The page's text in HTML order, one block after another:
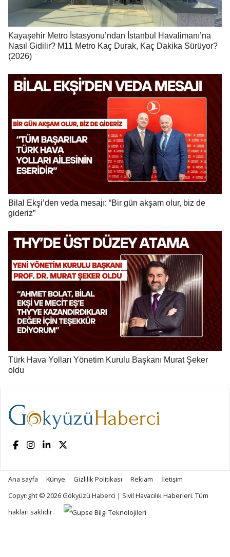
Kayaşehir Metro İstasyonu’ndan İstanbul Havalimanı’na
Nasıl Gidilir? M11 Metro Kaç Durak, Kaç Dakika Sürüyor?
(2026)
Bilal Ekşi’den veda mesajı: “Bir gün akşam olur, biz de
gideriz”
Türk Hava Yolları Yönetim Kurulu Başkanı Murat Şeker
oldu
Ana sayfa Künye Gizlilik Politikası Reklam
İletişim
Copyright © 2026 Gökyüzü Haberci | Sivil Havacılık Haberleri. Tüm
hakları saklıdır.